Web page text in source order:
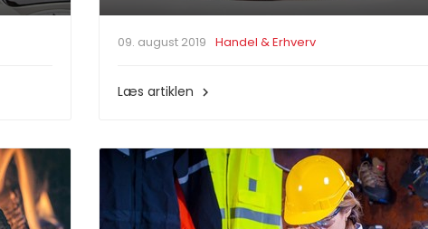
09. august 2019 Handel & Erhverv
Læs artiklen 